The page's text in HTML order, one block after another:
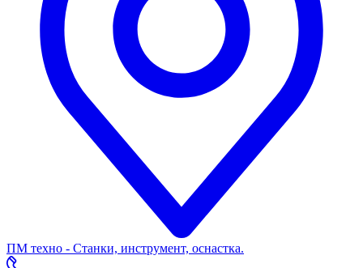
ПМ техно - Станки, инструмент, оснастка.